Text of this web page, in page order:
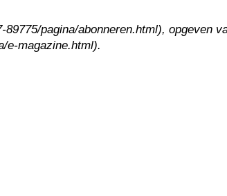
pagina/abonneren.html), opgeven
e-magazine.html).